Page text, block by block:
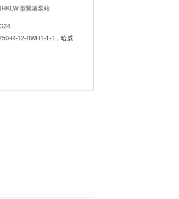
型紧凑泵站
R-12-BWH1-1-1，哈威